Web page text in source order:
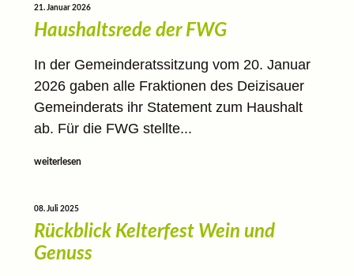
21. Januar 2026
Haushaltsrede der FWG
In der Gemeinderatssitzung vom 20. Januar
2026 gaben alle Fraktionen des Deizisauer
Gemeinderats ihr Statement zum Haushalt
ab. Für die FWG stellte...
weiterlesen
08. Juli 2025
Rückblick Kelterfest Wein und
Genuss